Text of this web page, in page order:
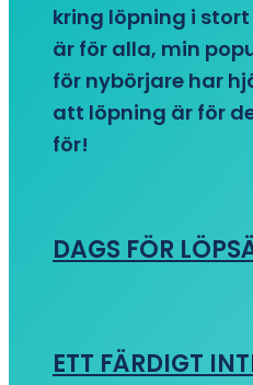
kring löpning i
är för alla, min
för nybörjare har
att löpning är för
för!
DAGS FÖR
ETT FÄRDIGT